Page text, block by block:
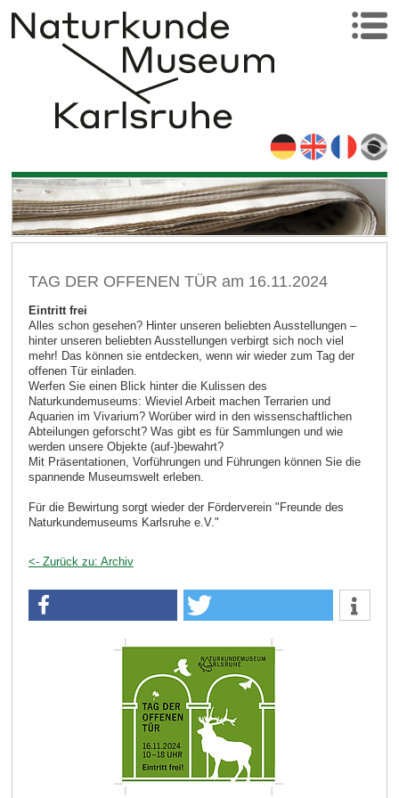
TAG DER OFFENEN TÜR am 16.11.2024
Eintritt frei
Alles schon gesehen? Hinter unseren beliebten Ausstellungen –
hinter unseren beliebten Ausstellungen verbirgt sich noch viel
mehr! Das können sie entdecken, wenn wir wieder zum Tag der
offenen Tür einladen.
Werfen Sie einen Blick hinter die Kulissen des
Naturkundemuseums: Wieviel Arbeit machen Terrarien und
Aquarien im Vivarium? Worüber wird in den wissenschaftlichen
Abteilungen geforscht? Was gibt es für Sammlungen und wie
werden unsere Objekte (auf-)bewahrt?
Mit Präsentationen, Vorführungen und Führungen können Sie die
spannende Museumswelt erleben.
Für die Bewirtung sorgt wieder der Förderverein "Freunde des
Naturkundemuseums Karlsruhe e.V."
<- Zurück zu: Archiv